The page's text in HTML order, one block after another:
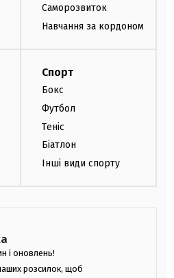
Саморозвиток
Навчання за кордоном
Спорт
Бокс
Футбол
Теніс
Біатлон
Інші види спорту
і оновлень!
розсилок, щоб